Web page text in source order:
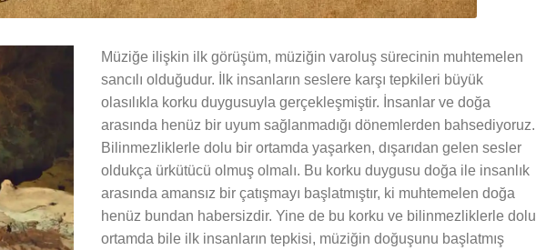
Müziğe ilişkin ilk görüşüm, müziğin varoluş sürecinin muhtemelen
sancılı olduğudur. İlk insanların seslere karşı tepkileri büyük
olasılıkla korku duygusuyla gerçekleşmiştir. İnsanlar ve doğa
arasında henüz bir uyum sağlanmadığı dönemlerden bahsediyoruz.
Bilinmezliklerle dolu bir ortamda yaşarken, dışarıdan gelen sesler
oldukça ürkütücü olmuş olmalı. Bu korku duygusu doğa ile insanlık
arasında amansız bir çatışmayı başlatmıştır, ki muhtemelen doğa
henüz bundan habersizdir. Yine de bu korku ve bilinmezliklerle dolu
ortamda bile ilk insanların tepkisi, müziğin doğuşunu başlatmış